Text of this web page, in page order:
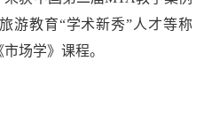
游教育“学术新秀”人才等称
场学》课程。